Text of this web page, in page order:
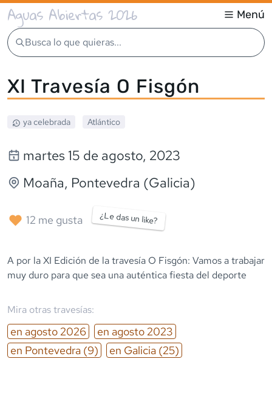
Aguas Abiertas 2026 Menú
Busca lo que quieras...
XI Travesía O Fisgón
ya celebrada Atlántico
martes 15 de agosto, 2023
Moaña, Pontevedra (Galicia)
12 me gusta ¿Le das un like?
A por la XI Edición de la travesía O Fisgón: Vamos a trabajar
muy duro para que sea una auténtica fiesta del deporte
Mira otras travesías:
en agosto 2026 en agosto 2023
en Pontevedra (9) en Galicia (25)